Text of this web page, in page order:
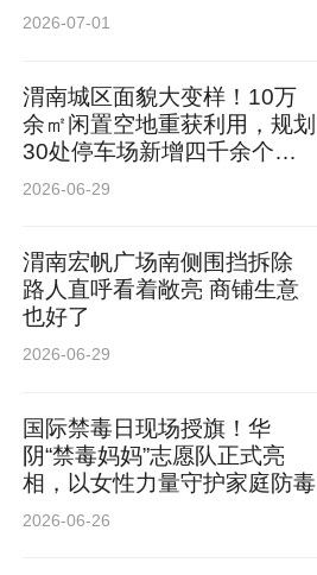
2026-07-01
渭南城区面貌大变样！10万
余㎡闲置空地重获利用，规划
30处停车场新增四千余个车
位
2026-06-29
渭南宏帆广场南侧围挡拆除
路人直呼看着敞亮 商铺生意
也好了
2026-06-29
国际禁毒日现场授旗！华
阴“禁毒妈妈”志愿队正式亮
相，以女性力量守护家庭防毒
2026-06-26